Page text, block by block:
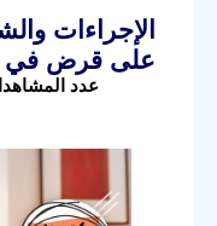
الإجراءات
على قرض في
عدد المشاهدات: